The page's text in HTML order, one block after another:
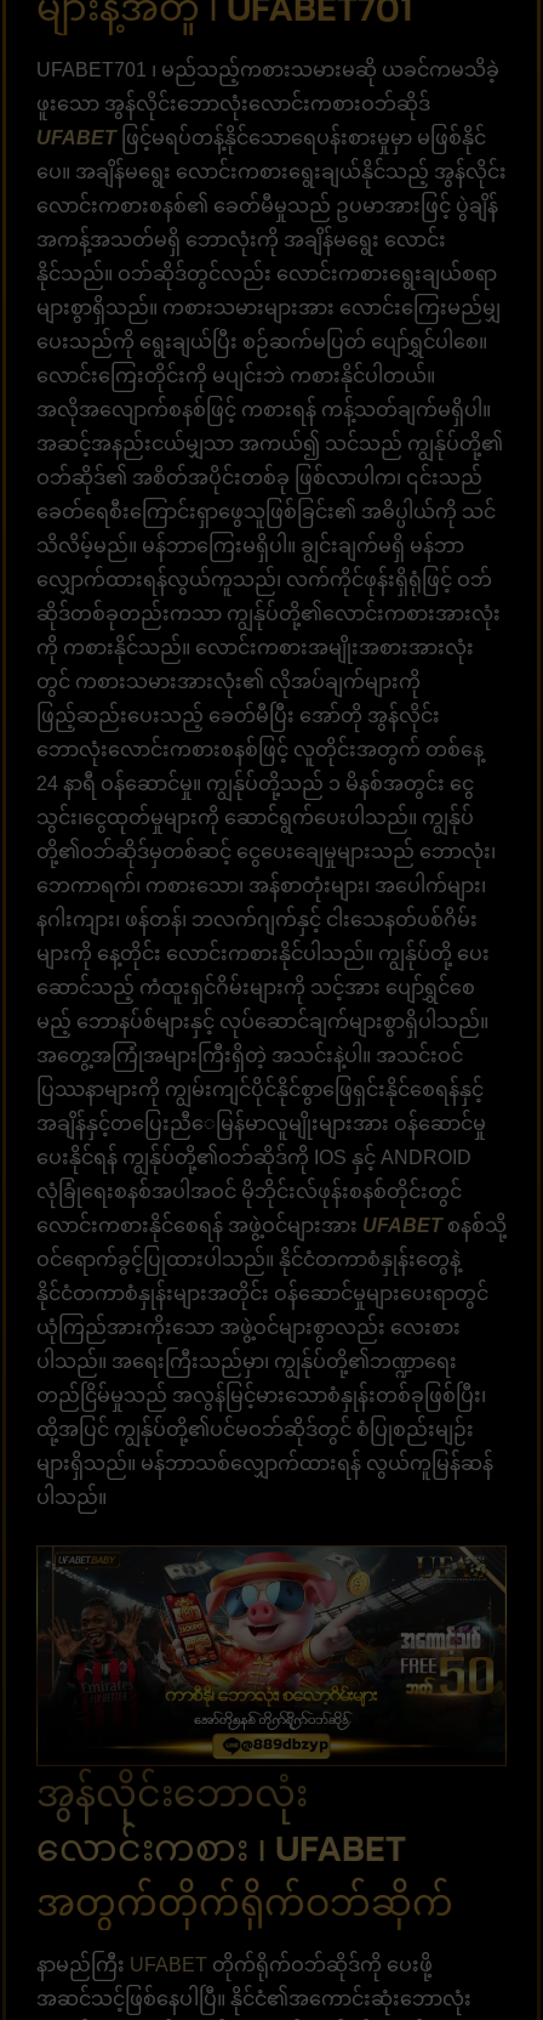
UFABET701 ၊ မည်သည့်ကစားသမားမဆို ယခင်ကမသိခဲ့
ဖူးသော အွန်လိုင်းဘောလုံးလောင်းကစားဝဘ်ဆိုဒ်
UFABETဖြင့်မရပ်တန့်နိုင်သောရေပန်းစားမှုမှာ မဖြစ်နိုင်
ပေ။ အချိန်မရွေး လောင်းကစားရွေးချယ်နိုင်သည့် အွန်လိုင်း
လောင်းကစားစနစ်၏ ခေတ်မီမှုသည် ဥပမာအားဖြင့် ပွဲချိန်
အကန့်အသတ်မရှိ ဘောလုံးကို အချိန်မရွေး လောင်း
နိုင်သည်။ ဝဘ်ဆိုဒ်တွင်လည်း လောင်းကစားရွေးချယ်စရာ
များစွာရှိသည်။ ကစားသမားများအား လောင်းကြေးမည်မျှ
ပေးသည်ကို ရွေးချယ်ပြီး စဉ်ဆက်မပြတ် ပျော်ရွှင်ပါစေ။
လောင်းကြေးတိုင်းကို မပျင်းဘဲ ကစားနိုင်ပါတယ်။
အလိုအလျောက်စနစ်ဖြင့် ကစားရန် ကန့်သတ်ချက်မရှိပါ။
အဆင့်အနည်းငယ်မျှသာ အကယ်၍ သင်သည် ကျွန်ုပ်တို့၏
ဝဘ်ဆိုဒ်၏ အစိတ်အပိုင်းတစ်ခု ဖြစ်လာပါက၊ ၎င်းသည်
ခေတ်ရေစီးကြောင်းရှာဖွေသူဖြစ်ခြင်း၏ အဓိပ္ပါယ်ကို သင်
သိလိမ့်မည်။ မန်ဘာကြေးမရှိပါ။ ချွင်းချက်မရှိ မန်ဘာ
လျှောက်ထားရန်လွယ်ကူသည်၊ လက်ကိုင်ဖုန်းရှိရုံဖြင့် ဝဘ်
ဆိုဒ်တစ်ခုတည်းကသာ ကျွန်ုပ်တို့၏လောင်းကစားအားလုံး
ကို ကစားနိုင်သည်။ လောင်းကစားအမျိုးအစားအားလုံး
တွင် ကစားသမားအားလုံး၏ လိုအပ်ချက်များကို
ဖြည့်ဆည်းပေးသည့် ခေတ်မီပြီး အော်တို အွန်လိုင်း
ဘောလုံးလောင်းကစားစနစ်ဖြင့် လူတိုင်းအတွက် တစ်နေ့
24 နာရီ ဝန်ဆောင်မှု။ ကျွန်ုပ်တို့သည် ၁ မိနစ်အတွင်း ငွေ
သွင်း၊ငွေထုတ်မှုများကို ဆောင်ရွက်ပေးပါသည်။ ကျွန်ုပ်
တို့၏ဝဘ်ဆိုဒ်မှတစ်ဆင့် ငွေပေးချေမှုများသည် ဘောလုံး၊
ဘေကာရက်၊ ကစားသော၊ အန်စာတုံးများ၊ အပေါက်များ၊
နဂါးကျား၊ ဖန်တန်၊ ဘလက်ဂျက်နှင့် ငါးသေနတ်ပစ်ဂိမ်း
များကို နေ့တိုင်း လောင်းကစားနိုင်ပါသည်။ ကျွန်ုပ်တို့ ပေး
ဆောင်သည့် ကံထူးရှင်ဂိမ်းများကို သင့်အား ပျော်ရွှင်စေ
မည့် ဘောနပ်စ်များနှင့် လုပ်ဆောင်ချက်များစွာရှိပါသည်။
အတွေ့အကြုံအများကြီးရှိတဲ့ အသင်းနဲ့ပါ။ အသင်းဝင်
ပြဿနာများကို ကျွမ်းကျင်ပိုင်နိုင်စွာဖြေရှင်းနိုင်စေရန်နှင့်
အချိန်နှင့်တပြေးညီေမြန်မာလူမျိုးများအား ဝန်ဆောင်မှု
ပေးနိုင်ရန် ကျွန်ုပ်တို့၏ဝဘ်ဆိုဒ်ကို IOS နှင့် ANDROID
လုံခြုံရေးစနစ်အပါအဝင် မိုဘိုင်းလ်ဖုန်းစနစ်တိုင်းတွင်
လောင်းကစားနိုင်စေရန် အဖွဲ့ဝင်များအား UFABETစနစ်သို့
ဝင်ရောက်ခွင့်ပြုထားပါသည်။ နိုင်ငံတကာစံနှုန်းတွေနဲ့
နိုင်ငံတကာစံနှုန်းများအတိုင်း ဝန်ဆောင်မှုများပေးရာတွင်
ယုံကြည်အားကိုးသော အဖွဲ့ဝင်များစွာလည်း လေးစား
ပါသည်။ အရေးကြီးသည်မှာ၊ ကျွန်ုပ်တို့၏ဘဏ္ဍာရေး
တည်ငြိမ်မှုသည် အလွန်မြင့်မားသောစံနှုန်းတစ်ခုဖြစ်ပြီး၊
ထို့အပြင် ကျွန်ုပ်တို့၏ပင်မဝဘ်ဆိုဒ်တွင် စံပြုစည်းမျဉ်း
များရှိသည်။ မန်ဘာသစ်လျှောက်ထားရန် လွယ်ကူမြန်ဆန်
ပါသည်။
အွန်လိုင်းဘောလုံး
လောင်းကစား ၊ UFABET
အတွက်တိုက်ရိုက်ဝဘ်ဆိုက်
နာမည်ကြီး UFABET တိုက်ရိုက်ဝဘ်ဆိုဒ်ကို ပေးဖို့
အဆင်သင့်ဖြစ်နေပါပြီ။ နိုင်ငံ၏အကောင်းဆုံးဘောလုံး